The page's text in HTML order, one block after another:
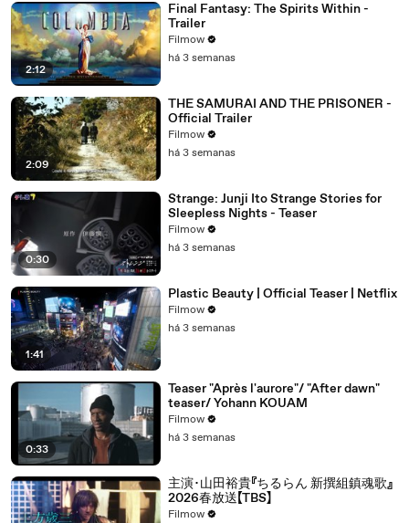
2:12
Final Fantasy: The Spirits Within -
Trailer
Filmow
há 3 semanas
2:09
THE SAMURAI AND THE PRISONER -
Official Trailer
Filmow
há 3 semanas
0:30
Strange: Junji Ito Strange Stories for
Sleepless Nights - Teaser
Filmow
há 3 semanas
1:41
Plastic Beauty | Official Teaser | Netflix
Filmow
há 3 semanas
0:33
Teaser "Après l'aurore"/ "After dawn"
teaser/ Yohann KOUAM
Filmow
há 3 semanas
主演･山田裕貴『ちるらん 新撰組鎮魂歌』
2026春放送【TBS】
Filmow